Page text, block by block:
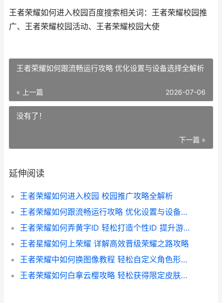
王者荣耀如何进入校园百度搜索相关词：王者荣耀校园推
广、王者荣耀校园活动、王者荣耀校园大使
王者荣耀如何跟流畅运行攻略 优化设置与设备选择全解析
« 上一篇 2026-07-06
没有了！
下一篇 »
延伸阅读
王者荣耀如何进入校园 校园推广攻略全解析
王者荣耀如何跟流畅运行攻略 优化设置与设备选择全解析
王者荣耀如何弄黄字ID 轻松打造个性ID 提升游戏魅力指南
王者星耀如何上荣耀 详解高效晋级荣耀之路攻略
王者荣耀中如何换图像教程 轻松自定义角色形象 打造个性战场风采
王者荣耀如何白拿云樱攻略 轻松获得限定皮肤的秘诀解析